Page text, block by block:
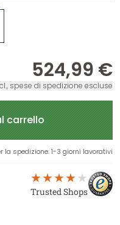
524,99 €
spese di spedizione escluse
carrello
la spedizione: 1-3 giorni lavorativi
Trusted Shops